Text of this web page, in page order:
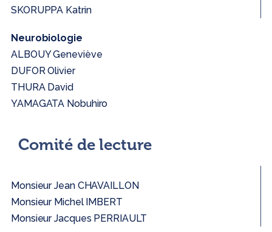
SKORUPPA Katrin
Neurobiologie
ALBOUY Geneviève
DUFOR Olivier
THURA David
YAMAGATA Nobuhiro
Comité de lecture
Monsieur Jean CHAVAILLON
Monsieur Michel IMBERT
Monsieur Jacques PERRIAULT